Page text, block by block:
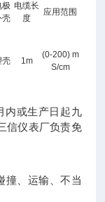
极
壳
电缆长
度
应用范围
壳 1m
(0-200) m
S/cm
内或生产日起九
信仪表厂负责免
撞、运输、不当